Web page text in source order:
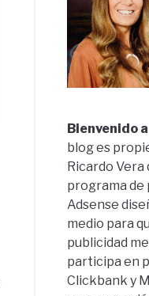
Bienvenido
blog es
Ricardo
programa de
Adsense
medio para
publicidad
participa en
Clickbank y